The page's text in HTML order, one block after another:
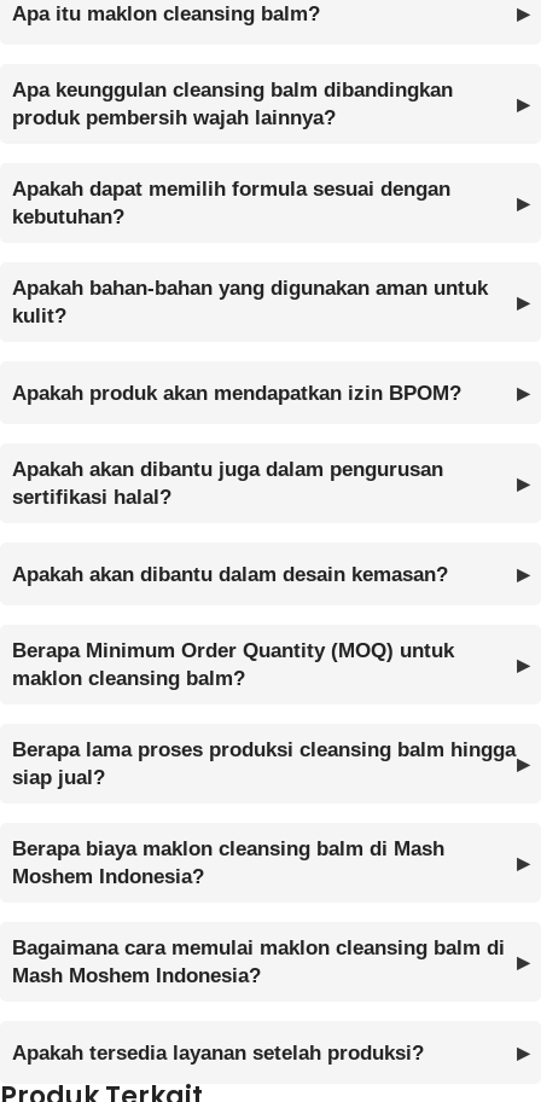
Apa itu maklon cleansing balm?
Apa keunggulan cleansing balm dibandingkan
produk pembersih wajah lainnya?
Apakah dapat memilih formula sesuai dengan
kebutuhan?
Apakah bahan-bahan yang digunakan aman untuk
kulit?
Apakah produk akan mendapatkan izin BPOM?
Apakah akan dibantu juga dalam pengurusan
sertifikasi halal?
Apakah akan dibantu dalam desain kemasan?
Berapa Minimum Order Quantity (MOQ) untuk
maklon cleansing balm?
Berapa lama proses produksi cleansing balm hingga
siap jual?
Berapa biaya maklon cleansing balm di Mash
Moshem Indonesia?
Bagaimana cara memulai maklon cleansing balm di
Mash Moshem Indonesia?
Apakah tersedia layanan setelah produksi?